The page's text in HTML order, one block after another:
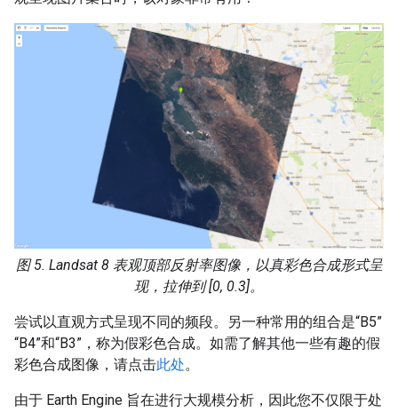
图 5. Landsat 8 表观顶部反射率图像，以真彩色合成形式呈
现，拉伸到 [0, 0.3]。
尝试以直观方式呈现不同的频段。另一种常用的组合是“B5”
“B4”和“B3”，称为假彩色合成。如需了解其他一些有趣的假
彩色合成图像，请点击此处。
由于 Earth Engine 旨在进行大规模分析，因此您不仅限于处